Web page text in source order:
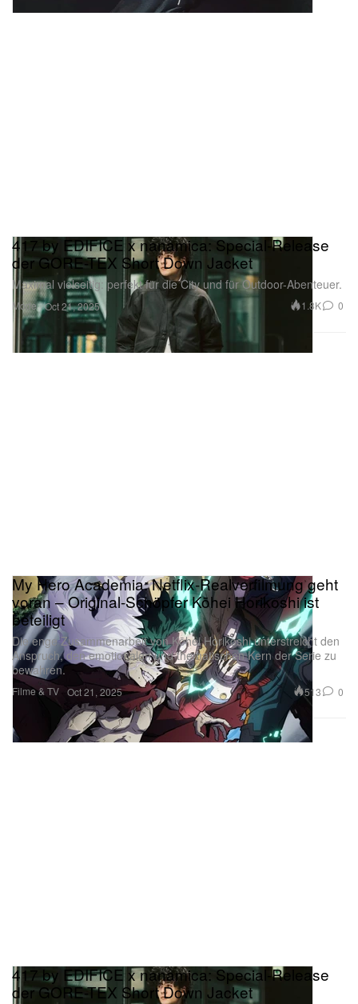
Mode
417 by EDIFICE x nanamica: Special-Release
der GORE-TEX Short Down Jacket
Maximal vielseitig: perfekt für die City und für Outdoor-Abenteuer.
Oct 21, 2025 1.8K 0
Filme & TV
My Hero Academia: Netflix-Realverfilmung geht
voran – Original-Schöpfer Kōhei Horikoshi ist
beteiligt
Die enge Zusammenarbeit von Kōhei Horikoshi unterstreicht den
Anspruch, den emotionalen und thematischen Kern der Serie zu
bewahren.
Oct 21, 2025 513 0
417 by EDIFICE x nanamica: Special-Release
der GORE-TEX Short Down Jacket